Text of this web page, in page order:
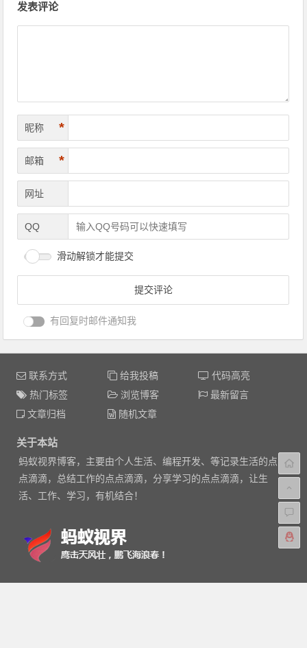
发表评论
昵称 *
邮箱 *
网址
QQ
滑动解锁才能提交
有回复时邮件通知我
联系方式 给我投稿
代码高亮
热门标签
浏览博客
最新留言
文章归档
随机文章
关于本站
蚂蚁视界博客，主要由个人生活、编程开发、等记录生活的点
点滴滴，总结工作的点点滴滴，分享学习的点点滴滴，让生
活、工作、学习，有机结合！